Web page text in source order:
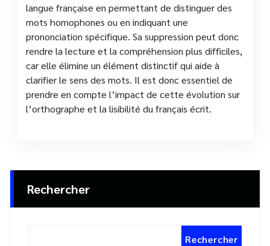
langue française en permettant de distinguer des
mots homophones ou en indiquant une
prononciation spécifique. Sa suppression peut donc
rendre la lecture et la compréhension plus difficiles,
car elle élimine un élément distinctif qui aide à
clarifier le sens des mots. Il est donc essentiel de
prendre en compte l’impact de cette évolution sur
l’orthographe et la lisibilité du français écrit.
Rechercher
Rechercher